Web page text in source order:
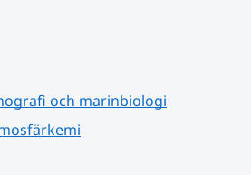
och marinbiologi